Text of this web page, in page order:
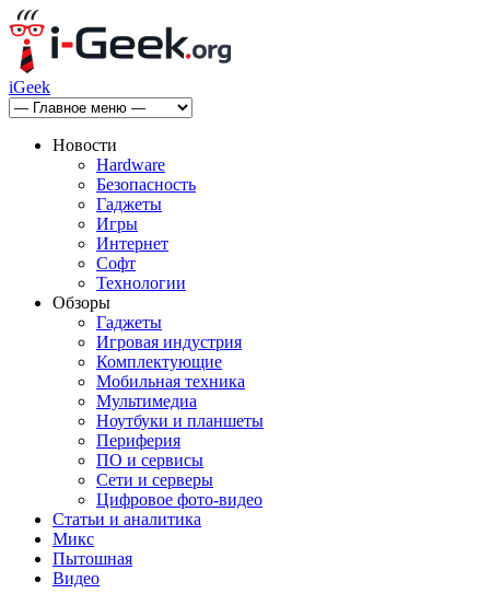
iGeek
Новости
Hardware
Безопасность
Гаджеты
Игры
Интернет
Софт
Технологии
Обзоры
Гаджеты
Игровая индустрия
Комплектующие
Мобильная техника
Мультимедиа
Ноутбуки и планшеты
Периферия
ПО и сервисы
Сети и серверы
Цифровое фото-видео
Статьи и аналитика
Микс
Пытошная
Видео